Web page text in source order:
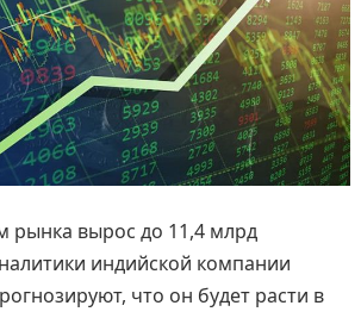
рынка вырос до 11,4 млрд
индийской компании
что он будет расти в